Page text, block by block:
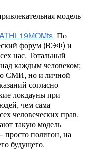
модель
. По
форум (ВЭФ) и
нас. Тотальный
над каждым человеком;
СМИ, но и личной
согласно
локдауны при
чем сама
человеческих прав.
такую модель
просто полигон, на
будущего.